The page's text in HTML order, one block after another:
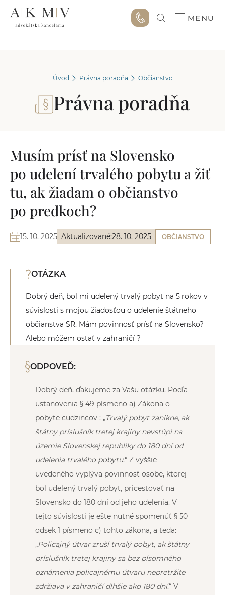
MENU
Úvod Právna poradňa Občianstvo
Právna poradňa
Musím prísť na Slovensko
po udelení trvalého pobytu a žiť
tu, ak žiadam o občianstvo
po predkoch?
15. 10. 2025 Aktualizované:28. 10. 2025 OBČIANSTVO
OTÁZKA
Dobrý deň, bol mi udelený trvalý pobyt na 5 rokov v
súvislosti s mojou žiadosťou o udelenie štátneho
občianstva SR. Mám povinnosť prísť na Slovensko?
Alebo môžem ostať v zahraničí ?
ODPOVEĎ:
Dobrý deň, ďakujeme za Vašu otázku. Podľa
ustanovenia § 49 písmeno a) Zákona o
pobyte cudzincov : „Trvalý pobyt zanikne, ak
štátny príslušník tretej krajiny nevstúpi na
územie Slovenskej republiky do 180 dní od
udelenia trvalého pobytu.“ Z vyššie
uvedeného vyplýva povinnosť osobe, ktorej
bol udelený trvalý pobyt, pricestovať na
Slovensko do 180 dní od jeho udelenia. V
tejto súvislosti je ešte nutné spomenúť § 50
odsek 1 písmeno c) tohto zákona, a teda:
„Policajný útvar zruší trvalý pobyt, ak štátny
príslušník tretej krajiny sa bez písomného
oznámenia policajnému útvaru nepretržite
zdržiava v zahraničí dlhšie ako 180 dní.“ V